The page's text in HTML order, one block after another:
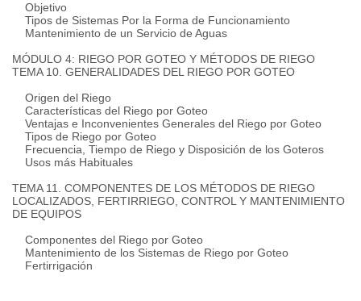
Objetivo
Tipos de Sistemas Por la Forma de Funcionamiento
Mantenimiento de un Servicio de Aguas
MÓDULO 4: RIEGO POR GOTEO Y MÉTODOS DE RIEGO
TEMA 10. GENERALIDADES DEL RIEGO POR GOTEO
Origen del Riego
Características del Riego por Goteo
Ventajas e Inconvenientes Generales del Riego por Goteo
Tipos de Riego por Goteo
Frecuencia, Tiempo de Riego y Disposición de los Goteros
Usos más Habituales
TEMA 11. COMPONENTES DE LOS MÉTODOS DE RIEGO
LOCALIZADOS, FERTIRRIEGO, CONTROL Y MANTENIMIENTO
DE EQUIPOS
Componentes del Riego por Goteo
Mantenimiento de los Sistemas de Riego por Goteo
Fertirrigación